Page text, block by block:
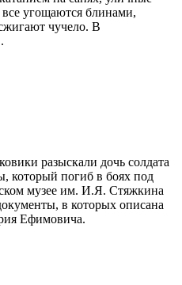
угощаются блинами,
чучело. В
разыскали дочь солдата
который погиб в боях под
музее им. И.Я. Стяжкина
в которых описана
Ефимовича.